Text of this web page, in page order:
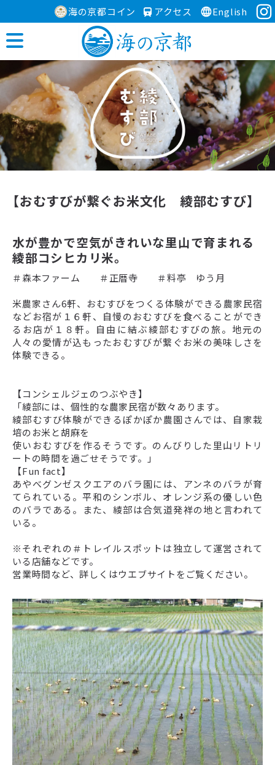
海の京都コイン アクセス English
【おむすびが繋ぐお米文化 綾部むすび】
水が豊かで空気がきれいな里山で育まれる
綾部コシヒカリ米。
＃森本ファーム ＃正暦寺 ＃料亭 ゆう月
米農家さん6軒、おむすびをつくる体験ができる農家民宿
などお宿が１６軒、自慢のおむすびを食べることができ
るお店が１８軒。自由に結ぶ綾部むすびの旅。地元の
人々の愛情が込もったおむすびが繋ぐお米の美味しさを
体験できる。
【コンシェルジェのつぶやき】
「綾部には、個性的な農家民宿が数々あります。
綾部むすび体験ができるぽかぽか農園さんでは、自家栽
培のお米と胡麻を
使いおむすびを作るそうです。のんびりした里山リトリ
ートの時間を過ごせそうです。」
【Fun fact】
あやべグンゼスクエアのバラ園には、アンネのバラが育
てられている。平和のシンボル、オレンジ系の優しい色
のバラである。また、綾部は合気道発祥の地と言われて
いる。
※それぞれの＃トレイルスポットは独立して運営されて
いる店舗などです。
営業時間など、詳しくはウエブサイトをご覧ください。